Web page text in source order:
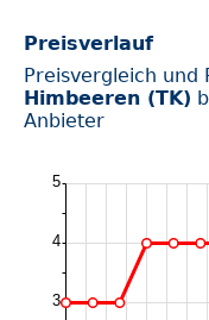
Preisverlauf
Preisvergleich und
Himbeeren (TK)
Anbieter